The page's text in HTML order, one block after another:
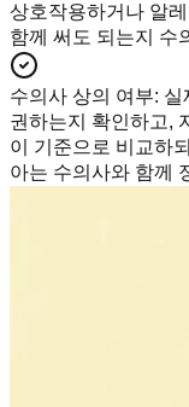
상호작용하거나 알
함께 써도 되는지 수
수의사 상의 여부: 실
권하는지 확인하고,
이 기준으로 비교하
아는 수의사와 함께